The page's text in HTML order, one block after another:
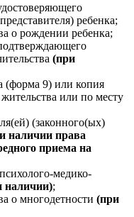
ребенка;
о рождении ребенка;
(при
(форма 9) или копия
или по месту
(законного(ых)
наличии права
приема на
медико-
наличии);
о многодетности (при